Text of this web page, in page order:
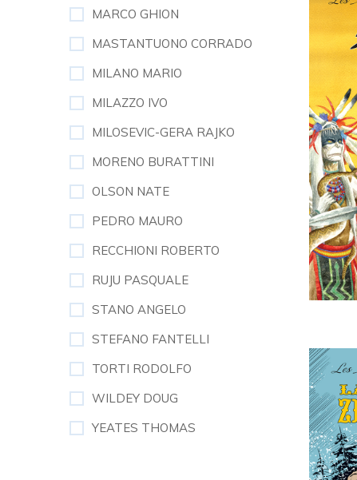
MARCO GHION
MASTANTUONO CORRADO
MILANO MARIO
MILAZZO IVO
MILOSEVIC-GERA RAJKO
MORENO BURATTINI
OLSON NATE
PEDRO MAURO
RECCHIONI ROBERTO
RUJU PASQUALE
STANO ANGELO
STEFANO FANTELLI
TORTI RODOLFO
WILDEY DOUG
YEATES THOMAS